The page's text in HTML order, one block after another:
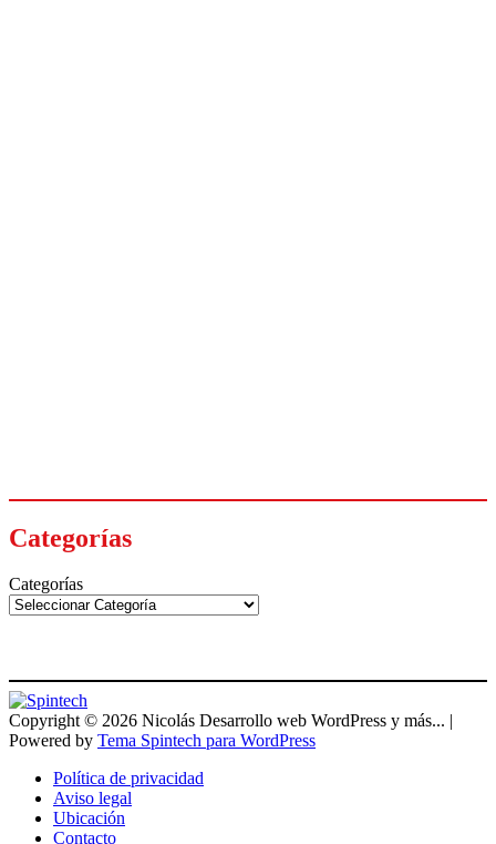
Categorías
Categorías
Copyright © 2026 Nicolás Desarrollo web WordPress y más... |
Powered by Tema Spintech para WordPress
Política de privacidad
Aviso legal
Ubicación
Contacto